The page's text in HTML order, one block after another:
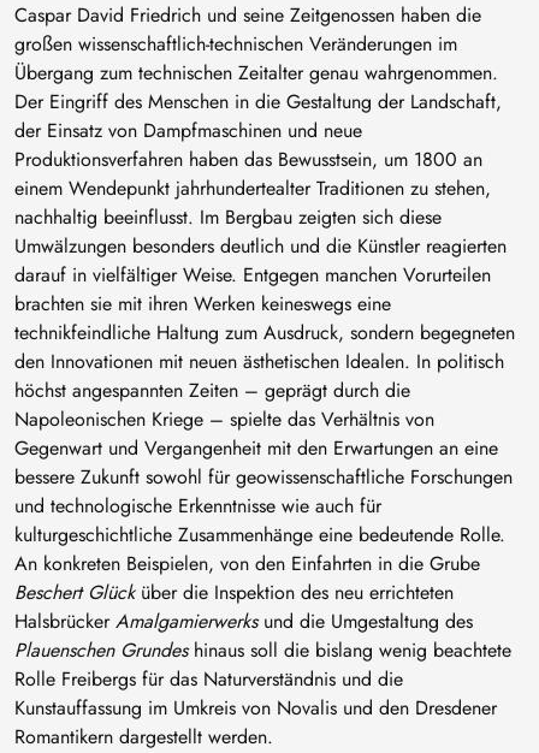
Caspar David Friedrich und seine Zeitgenossen haben die
großen wissenschaftlich-technischen Veränderungen im
Übergang zum technischen Zeitalter genau wahrgenommen.
Der Eingriff des Menschen in die Gestaltung der Landschaft,
der Einsatz von Dampfmaschinen und neue
Produktionsverfahren haben das Bewusstsein, um 1800 an
einem Wendepunkt jahrhundertealter Traditionen zu stehen,
nachhaltig beeinflusst. Im Bergbau zeigten sich diese
Umwälzungen besonders deutlich und die Künstler reagierten
darauf in vielfältiger Weise. Entgegen manchen Vorurteilen
brachten sie mit ihren Werken keineswegs eine
technikfeindliche Haltung zum Ausdruck, sondern begegneten
den Innovationen mit neuen ästhetischen Idealen. In politisch
höchst angespannten Zeiten – geprägt durch die
Napoleonischen Kriege – spielte das Verhältnis von
Gegenwart und Vergangenheit mit den Erwartungen an eine
bessere Zukunft sowohl für geowissenschaftliche Forschungen
und technologische Erkenntnisse wie auch für
kulturgeschichtliche Zusammenhänge eine bedeutende Rolle.
An konkreten Beispielen, von den Einfahrten in die Grube
Beschert Glücküber die Inspektion des neu errichteten
HalsbrückerAmalgamierwerksund die Umgestaltung des
Plauenschen Grundeshinaus soll die bislang wenig beachtete
Rolle Freibergs für das Naturverständnis und die
Kunstauffassung im Umkreis von Novalis und den Dresdener
Romantikern dargestellt werden.